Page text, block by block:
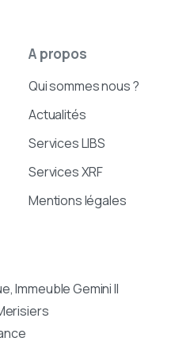
A propos
Qui sommes nous ?
Actualités
Services LIBS
Services XRF
Mentions légales
Immeuble Gemini II